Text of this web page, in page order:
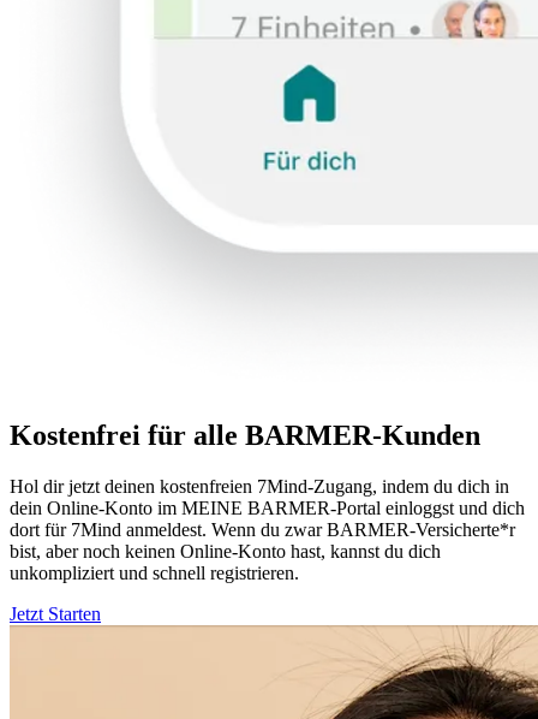
Kostenfrei für alle BARMER-Kunden
Hol dir jetzt deinen kostenfreien 7Mind-Zugang, indem du dich in
dein Online-Konto im MEINE BARMER-Portal einloggst und dich
dort für 7Mind anmeldest. Wenn du zwar BARMER-Versicherte*r
bist, aber noch keinen Online-Konto hast, kannst du dich
unkompliziert und schnell registrieren.
Jetzt Starten